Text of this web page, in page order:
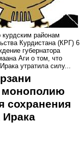
курдским районам
Курдистана (КРГ) 6
губернатора
Аги о том, что
утратила силу...
монополию
сохранения
Ирака